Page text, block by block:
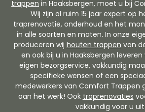
trappen in Haaksbergen, moet u bij
Wij zijn al ruim 15 jaar expert op
traprenovatie, onderhoud en het
in alle soorten en maten. In onze
produceren wij houten trappen van
en ook bij u in Haaksbergen leveren
eigen bezorgservice, vakkundig
specifieke wensen of een
medewerkers van Comfort Trappen
aan het werk! Ook traprenovaties
vakkundig voor u uit.